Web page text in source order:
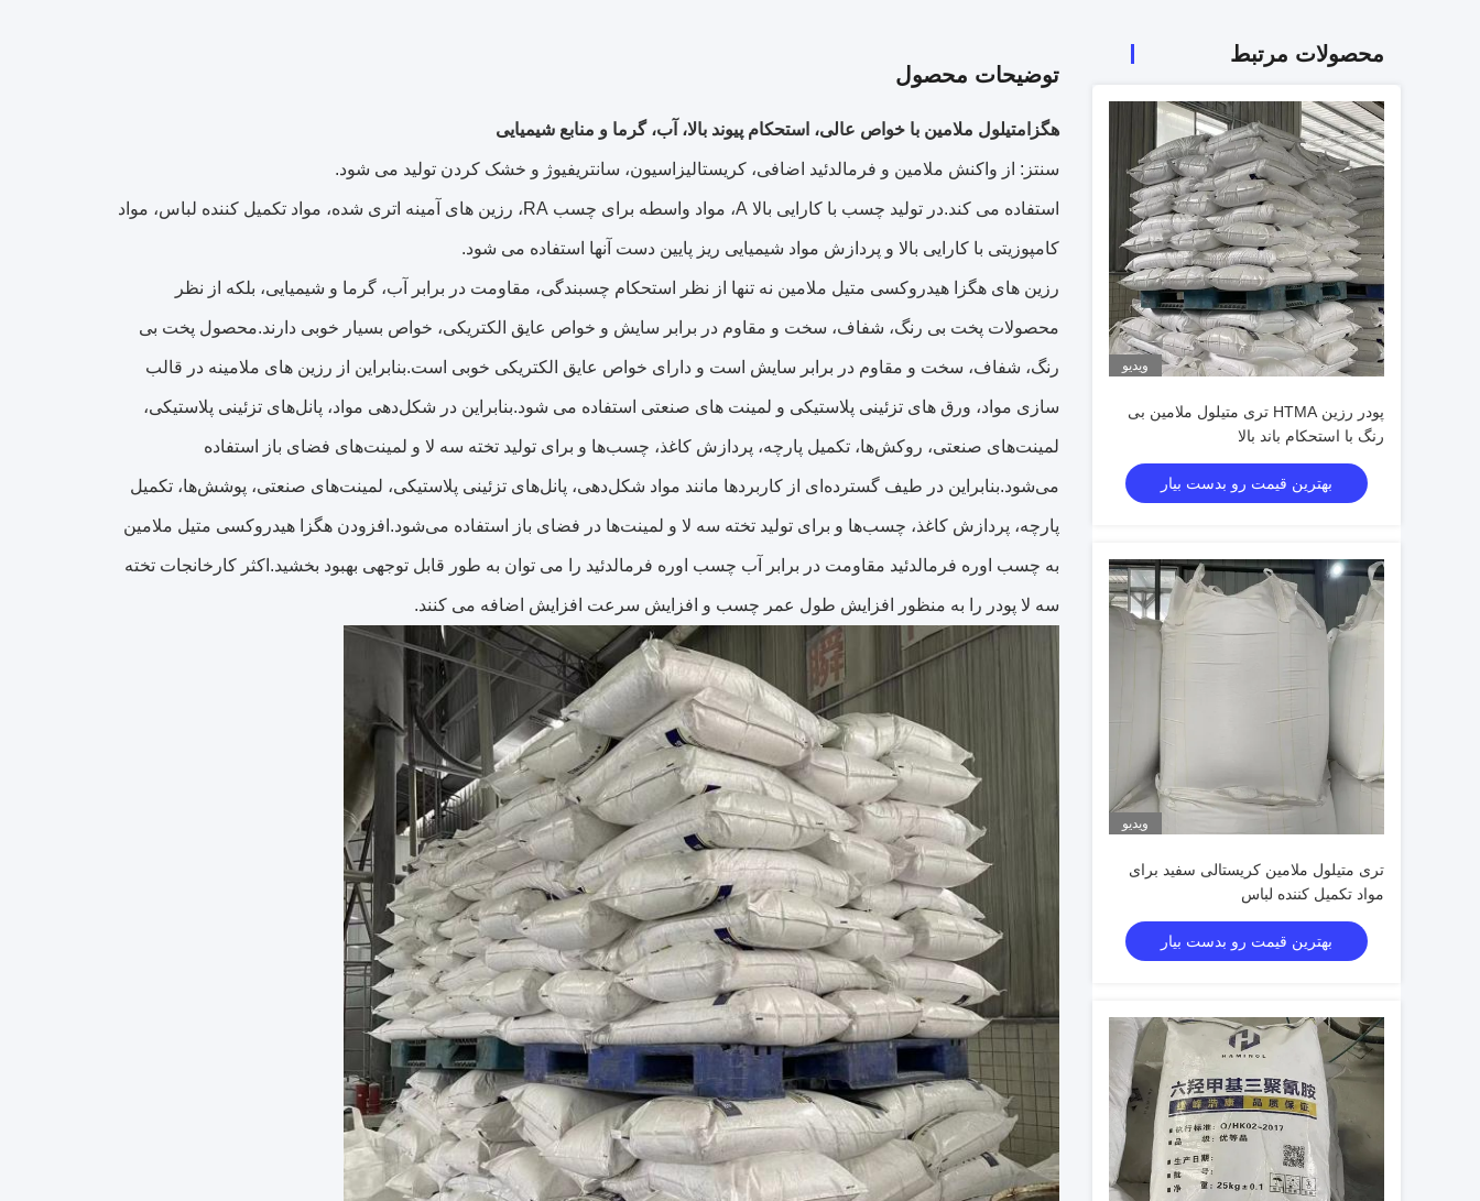
محصولات مرتبط
ویدیو
پودر رزین HTMA تری متیلول ملامین بی
رنگ با استحکام باند بالا
بهترین قیمت رو بدست بیار
ویدیو
تری متیلول ملامین کریستالی سفید برای
مواد تکمیل کننده لباس
بهترین قیمت رو بدست بیار
توضیحات محصول
هگزامتیلول ملامین با خواص عالی، استحکام پیوند بالا، آب، گرما و منابع شیمیایی
سنتز: از واکنش ملامین و فرمالدئید اضافی، کریستالیزاسیون، سانتریفیوژ و خشک کردن تولید می شود.
استفاده می کند.در تولید چسب با کارایی بالا A، مواد واسطه برای چسب RA، رزین های آمینه اتری شده، مواد تکمیل کننده لباس، مواد
کامپوزیتی با کارایی بالا و پردازش مواد شیمیایی ریز پایین دست آنها استفاده می شود.
رزین های هگزا هیدروکسی متیل ملامین نه تنها از نظر استحکام چسبندگی، مقاومت در برابر آب، گرما و شیمیایی، بلکه از نظر
محصولات پخت بی رنگ، شفاف، سخت و مقاوم در برابر سایش و خواص عایق الکتریکی، خواص بسیار خوبی دارند.محصول پخت بی
رنگ، شفاف، سخت و مقاوم در برابر سایش است و دارای خواص عایق الکتریکی خوبی است.بنابراین از رزین های ملامینه در قالب
سازی مواد، ورق های تزئینی پلاستیکی و لمینت های صنعتی استفاده می شود.بنابراین در شکل‌دهی مواد، پانل‌های تزئینی پلاستیکی،
لمینت‌های صنعتی، روکش‌ها، تکمیل پارچه، پردازش کاغذ، چسب‌ها و برای تولید تخته سه لا و لمینت‌های فضای باز استفاده
می‌شود.بنابراین در طیف گسترده‌ای از کاربردها مانند مواد شکل‌دهی، پانل‌های تزئینی پلاستیکی، لمینت‌های صنعتی، پوشش‌ها، تکمیل
پارچه، پردازش کاغذ، چسب‌ها و برای تولید تخته سه لا و لمینت‌ها در فضای باز استفاده می‌شود.افزودن هگزا هیدروکسی متیل ملامین
به چسب اوره فرمالدئید مقاومت در برابر آب چسب اوره فرمالدئید را می توان به طور قابل توجهی بهبود بخشید.اکثر کارخانجات تخته
سه لا پودر را به منظور افزایش طول عمر چسب و افزایش سرعت افزایش اضافه می کنند.